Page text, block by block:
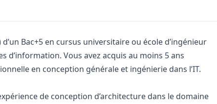
Bac+5 en cursus universitaire ou école d’ingénieur
d’information. Vous avez acquis au moins 5 ans
en conception générale et ingénierie dans l’IT.
de conception d’architecture dans le domaine